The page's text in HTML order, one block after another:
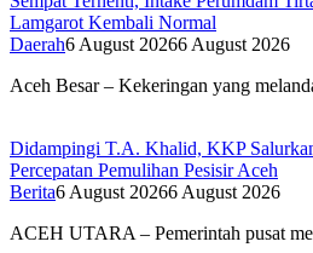
Lamgarot Kembali Normal
Daerah6 August 20266 August 2026
Aceh Besar – Kekeringan yang
Didampingi T.A. Khalid, KKP
Percepatan Pemulihan Pesisir Aceh
Berita6 August 20266 August 2026
ACEH UTARA – Pemerintah pusat